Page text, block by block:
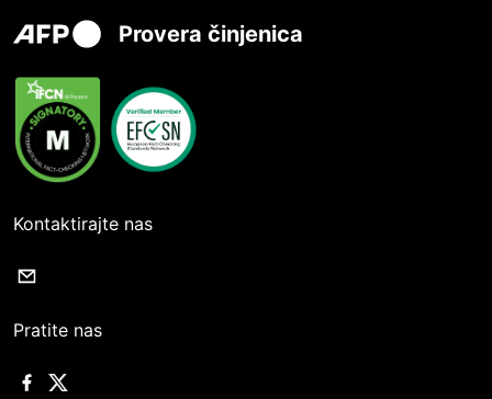
Provera činjenica
Kontaktirajte nas
Pratite nas